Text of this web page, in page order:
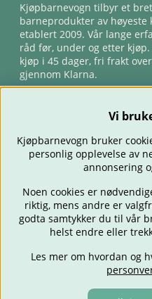
Kjøpbarnevogn tilbyr et
barneprodukter av høyeste
etablert 2009. Vår lange
råd før, under og etter
kjøp i 45 dager, fri frakt
gjennom Klarna.
BARNEVOGNER
FORELDRE
Vi
Kjøpbarnevogn bruker
personlig opplevelse av
annonsering
Noen cookies er
riktig, mens andre er
godta samtykker du til vår
helst endre eller
Les mer om hvordan og